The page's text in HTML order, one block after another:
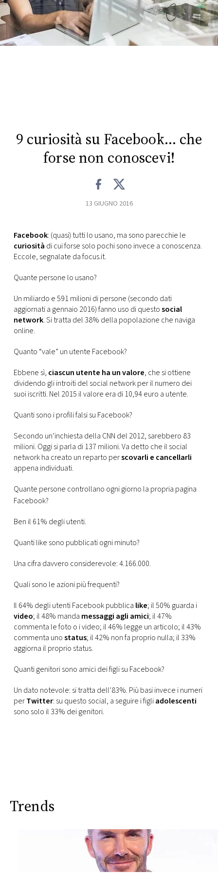
FOTO
CONCORSI
TV
PRINCIPATO
9 curiosità su Facebook… che
forse non conoscevi!
13 GIUGNO 2016
Facebook: (quasi) tutti lo usano, ma sono parecchie le
curiosità di cui forse solo pochi sono invece a conoscenza.
Eccole, segnalate da focus.it.
Quante persone lo usano?
Un miliardo e 591 milioni di persone (secondo dati
aggiornati a gennaio 2016) fanno uso di questosocial
network. Si tratta del 38% della popolazione che naviga
online.
Quanto “vale” un utente Facebook?
Ebbene sì, ciascun utente ha un valore, che si ottiene
dividendo gli introiti del social network per il numero dei
suoi iscritti. Nel 2015 il valore era di 10,94 euro a utente.
Quanti sono i profili falsi su Facebook?
Secondo un’inchiesta della CNN del 2012, sarebbero 83
milioni. Oggi si parla di 137 milioni. Va detto che il social
network ha creato un reparto perscovarli e cancellarli
appena individuati.
Quante persone controllano ogni giorno la propria pagina
Facebook?
Ben il 61% degli utenti.
Quanti like sono pubblicati ogni minuto?
Una cifra davvero considerevole: 4.166.000.
Quali sono le azioni più frequenti?
Il 64% degli utenti Facebook pubblica like; il 50% guarda i
video; il 48% manda messaggi agli amici; il 47%
commenta le foto o i video; il 46% legge un articolo; il 43%
commenta unostatus; il 42% non fa proprio nulla; il 33%
aggiorna il proprio status.
Quanti genitori sono amici dei figli su Facebook?
Un dato notevole: si tratta dell’83%. Più basi invece i numeri
perTwitter: su questo social, a seguire i figliadolescenti
sono solo il 33% dei genitori.
Trends